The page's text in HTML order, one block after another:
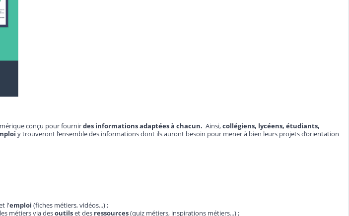
conçu pour fournirdes informations adaptées à chacun. Ainsi,collégiens, lycéens, étudiants,
y trouveront l’ensemble des informations dont ils auront besoin pour mener à bien leurs projets d’orientation
l'emploi (fiches métiers, vidéos...) ;
métiers via desoutilset des ressources(quiz métiers, inspirations métiers...) ;